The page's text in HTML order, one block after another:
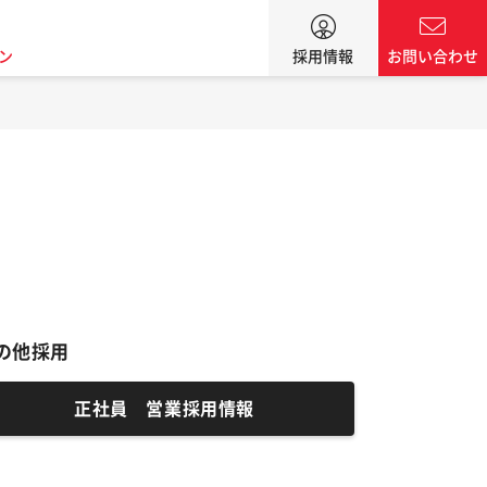
採用情報 お問い合わせ
他採用
正社員 営業採用情報